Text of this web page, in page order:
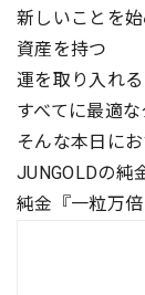
新しいことを
資産を持つ
運を取り入れる
すべてに最適な
そんな本日に
JUNGOLDの純
純金『一粒万